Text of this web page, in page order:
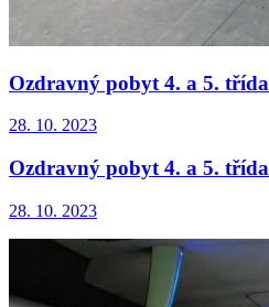
Ozdravný pobyt 4. a 5. třída
28. 10. 2023
Ozdravný pobyt 4. a 5. třída
28. 10. 2023